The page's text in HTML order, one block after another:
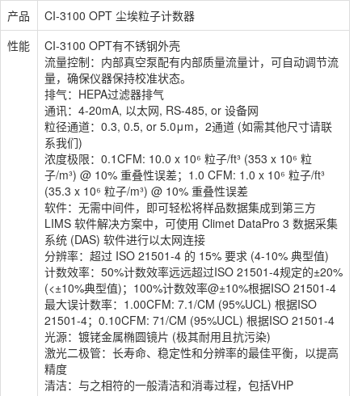
产品
CI-3100 OPT 尘埃粒子计数器
性能
CI-3100 OPT有不锈钢外壳
流量控制：内部真空泵配有内部质量流量计，可自动调节流
量，确保仪器保持校准状态。
排气：HEPA过滤器排气
通讯：4-20mA, 以太网, RS-485, or 设备网
粒径通道：0.3, 0.5, or 5.0μm，2通道 (如需其他尺寸请联
系我们)
浓度极限：0.1CFM: 10.0 x 10⁶ 粒子/ft³ (353 x 10⁶ 粒
子/m³) @ 10% 重叠性误差；1.0 CFM: 1.0 x 10⁶ 粒子/ft³
(35.3 x 10⁶ 粒子/m³) @ 10% 重叠性误差
软件：无需中间件，即可轻松将样品数据集成到第三方
LIMS 软件解决方案中，可使用 Climet DataPro 3 数据采集
系统 (DAS) 软件进行以太网连接
分辨率：超过 ISO 21501-4 的 15% 要求 (4-10% 典型值)
计数效率：50%计数效率远远超过ISO 21501-4规定的±20%
(<±10%典型值)；100%计数效率@±10%根据ISO 21501-4
最大误计数率：1.00CFM: 7.1/CM (95%UCL) 根据ISO
21501-4；0.10CFM: 71/CM (95%UCL) 根据ISO 21501-4
光源：镀铑金属椭圆镜片 (极其耐用且抗污染)
激光二极管：长寿命、稳定性和分辨率的最佳平衡，以提高
精度
清洁：与之相符的一般清洁和消毒过程，包括VHP